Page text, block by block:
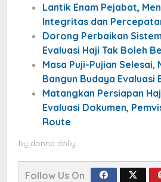
Lantik Enam Pejabat,
Integritas dan
Dorong Perbaikan
Evaluasi Haji Tak Boleh
Masa Puji-Pujian Selesai,
Bangun Budaya Evaluasi
Matangkan Persiapan
Evaluasi Dokumen,
Route
by donna dolly
Follow Us On